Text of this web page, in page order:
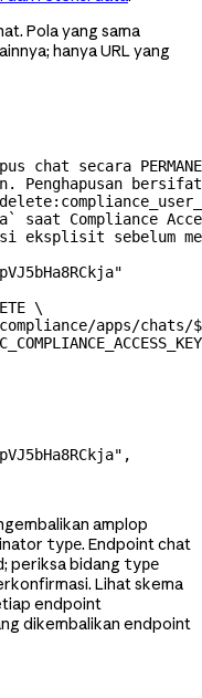
Pola yang sama
hanya URL yang
chat secara
Penghapusan
saat Compliance
eksplisit sebelum
\
apps/chats/
,
amplop
type. Endpoint chat
; periksa bidang type
Lihat skema
endpoint
dikembalikan endpoint